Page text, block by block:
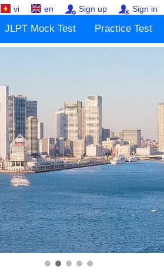
vi en Sign up Sign in
JLPT Mock Test Practice Test